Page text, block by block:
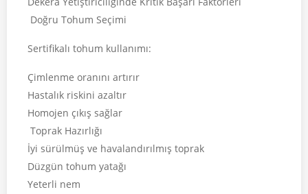
Doğru Tohum Seçimi
Sertifikalı tohum kullanımı:
Çimlenme oranını artırır
Hastalık riskini azaltır
Homojen çıkış sağlar
Toprak Hazırlığı
İyi sürülmüş ve havalandırılmış toprak
Düzgün tohum yatağı
Yeterli nem